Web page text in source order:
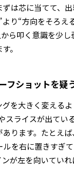
は芯に当てて、
り“方向をそろえ
ら叩く意識を少
。
フショットを疑
を大きく変える
スライスが出てい
ります。たとえ
を右に置きすぎ
が左を向いてい